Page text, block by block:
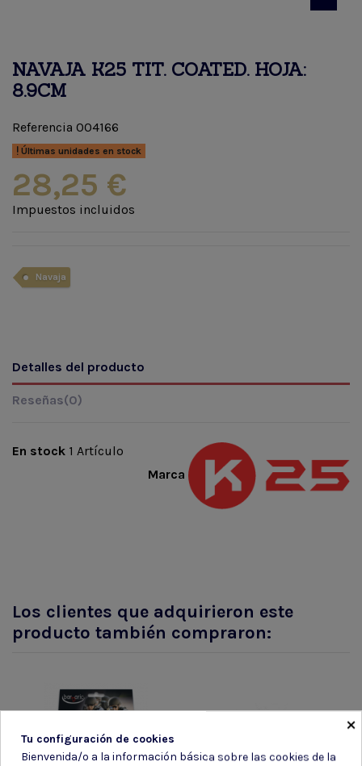
NAVAJA K25 TIT. COATED. HOJA:
8.9CM
Referencia 004166
Últimas unidades en stock
28,25 €
Impuestos incluidos
Navaja
Detalles del producto
Reseñas(0)
Marca
En stock 1 Artículo
Los clientes que adquirieron este
producto también compraron:
×
Tu configuración de cookies
Bienvenida/o a la información básica sobre las cookies de la